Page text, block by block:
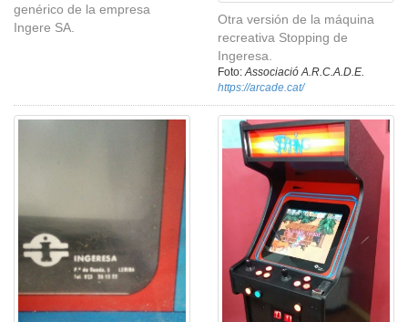
genérico de la empresa
Ingere SA.
Otra versión de la máquina
recreativa Stopping de
Ingeresa.
Foto: Associació A.R.C.A.D.E.
https://arcade.cat/